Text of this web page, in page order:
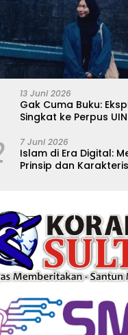
13 Juni 2026
Gak Cuma Buku:
Singkat ke Perpus
7 Juni 2026
Islam di Era Digital:
Prinsip dan